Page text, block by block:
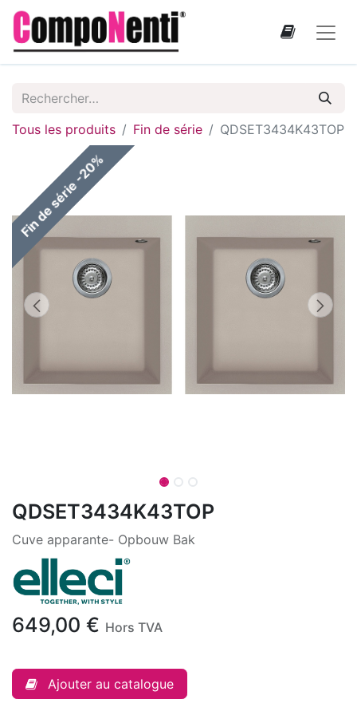
Tous les produits Fin de série QDSET3434K43TOP
Fin de série -20%
QDSET3434K43TOP
Cuve apparante- Opbouw Bak
649,00 € Hors TVA
Ajouter au catalogue